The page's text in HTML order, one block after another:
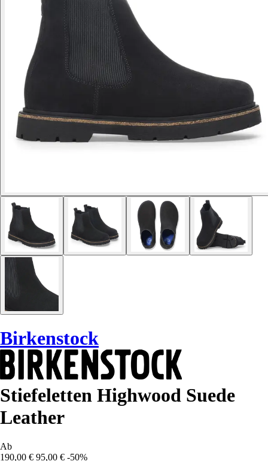
Birkenstock
Stiefeletten Highwood Suede
Leather
Ab
190,00 € 95,00 € -50%